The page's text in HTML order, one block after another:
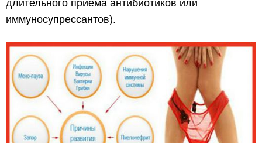
длительного приема антибиотиков или
иммуносупрессантов).